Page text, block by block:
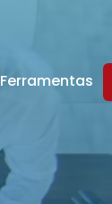
Ferramentas